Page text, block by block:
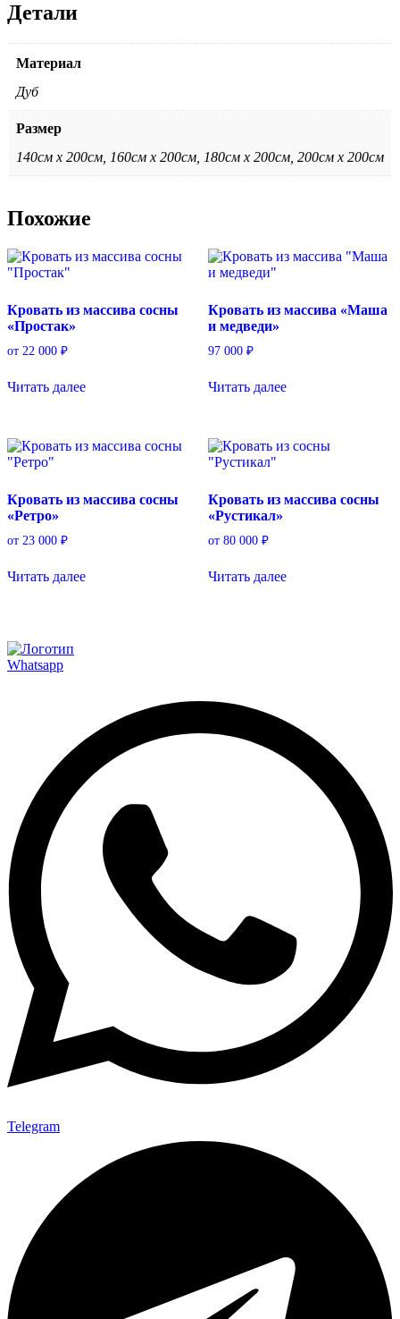
Детали
Материал
Дуб
Размер
140см х 200см, 160см х 200см, 180см х 200см, 200см х 200см
Похожие
Кровать из массива сосны
«Простак»
от 22 000 ₽
Читать далее
Кровать из массива «Маша
и медведи»
97 000 ₽
Читать далее
Кровать из массива сосны
«Ретро»
от 23 000 ₽
Читать далее
Кровать из массива сосны
«Рустикал»
от 80 000 ₽
Читать далее
Whatsapp
Telegram